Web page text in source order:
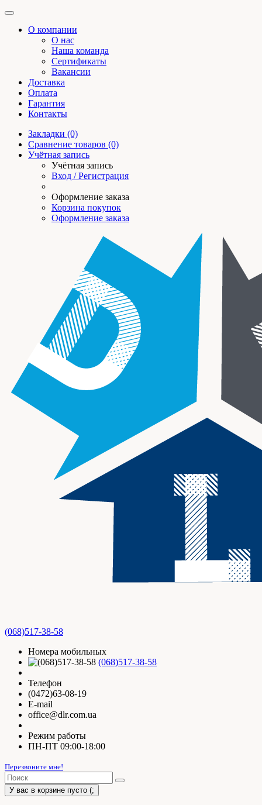
О компании
О нас
Наша команда
Сертификаты
Вакансии
Доставка
Оплата
Гарантия
Контакты
Закладки (0)
Сравнение товаров (0)
Учётная запись
Учётная запись
Вход / Регистрация
Оформление заказа
Корзина покупок
Оформление заказа
(068)517-38-58
Номера мобильных
(068)517-38-58
Телефон
(0472)63-08-19
E-mail
office@dlr.com.ua
Режим работы
ПН-ПТ 09:00-18:00
Перезвоните мне!
У вас в корзине пусто (;